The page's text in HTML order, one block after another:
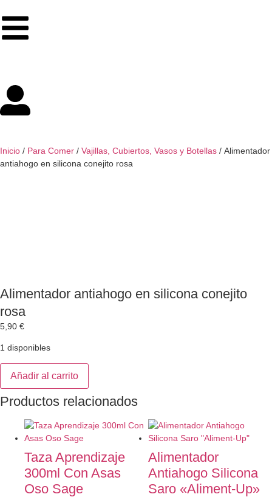
Inicio / Para Comer / Vajillas, Cubiertos, Vasos y Botellas / Alimentador
antiahogo en silicona conejito rosa
Alimentador antiahogo en silicona conejito
rosa
5,90 €
1 disponibles
Añadir al carrito
Productos relacionados
Taza Aprendizaje
300ml Con Asas
Oso Sage
Alimentador
Antiahogo Silicona
Saro «Aliment-Up»